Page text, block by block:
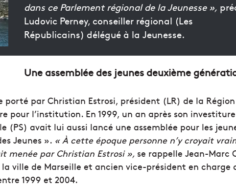
dans ce Parlement régional de la Jeunesse »,
Ludovic Perney, conseiller régional (Les
Républicains) délégué à la Jeunesse.
Une assemblée des jeunes deuxième
porté par Christian Estrosi, président (LR) de la Région
pour l’institution. En 1999, un an après son
(PS) avait lui aussi lancé une assemblée pour les
Jeunes ». « À cette époque personne n’y croyait
menée par Christian Estrosi », se rappelle Jean-Marc
ville de Marseille et ancien vice-président en charge
1999 et 2004.